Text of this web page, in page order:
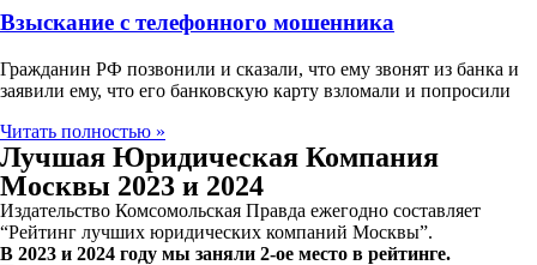
Взыскание с телефонного мошенника
Гражданин РФ позвонили и сказали, что ему звонят из банка и
заявили ему, что его банковскую карту взломали и попросили
Читать полностью »
Лучшая Юридическая Компания
Москвы 2023 и 2024
Издательство Комсомольская Правда ежегодно составляет
“Рейтинг лучших юридических компаний Москвы”.
В 2023 и 2024 году мы заняли 2-ое место в рейтинге.